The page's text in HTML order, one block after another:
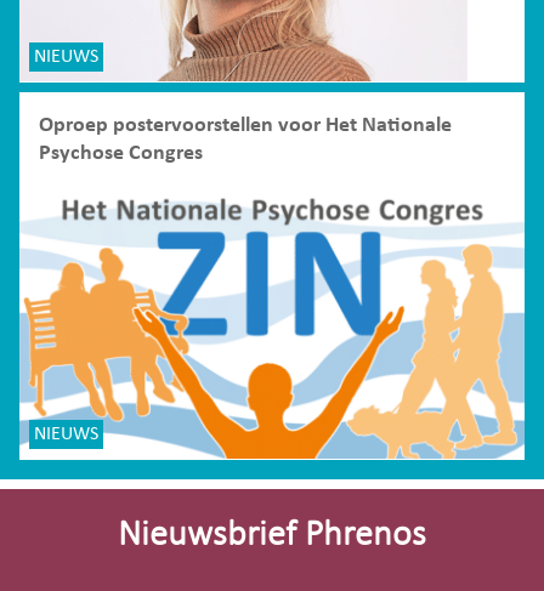
NIEUWS
Oproep postervoorstellen voor Het Nationale
Psychose Congres
NIEUWS
Site-
Nieuwsbrief Phrenos